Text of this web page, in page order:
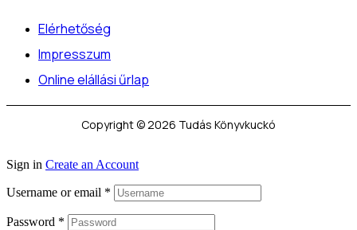
Elérhetőség
Impresszum
Online elállási űrlap
Copyright © 2026 Tudás Könyvkuckó
Sign in Create an Account
Username or email *
Password *